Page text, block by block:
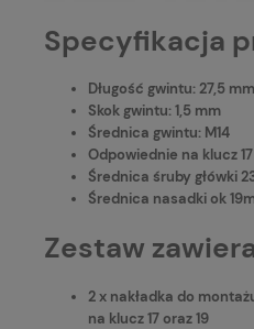
Specyfikacja
Długość gwintu: 27,5 mm
Skok gwintu: 1,5 mm
Średnica gwintu: M14
Odpowiednie na klucz 17
Średnica śruby główki
Średnica nasadki ok
Zestaw
2 x nakładka do
na klucz 17 oraz 19